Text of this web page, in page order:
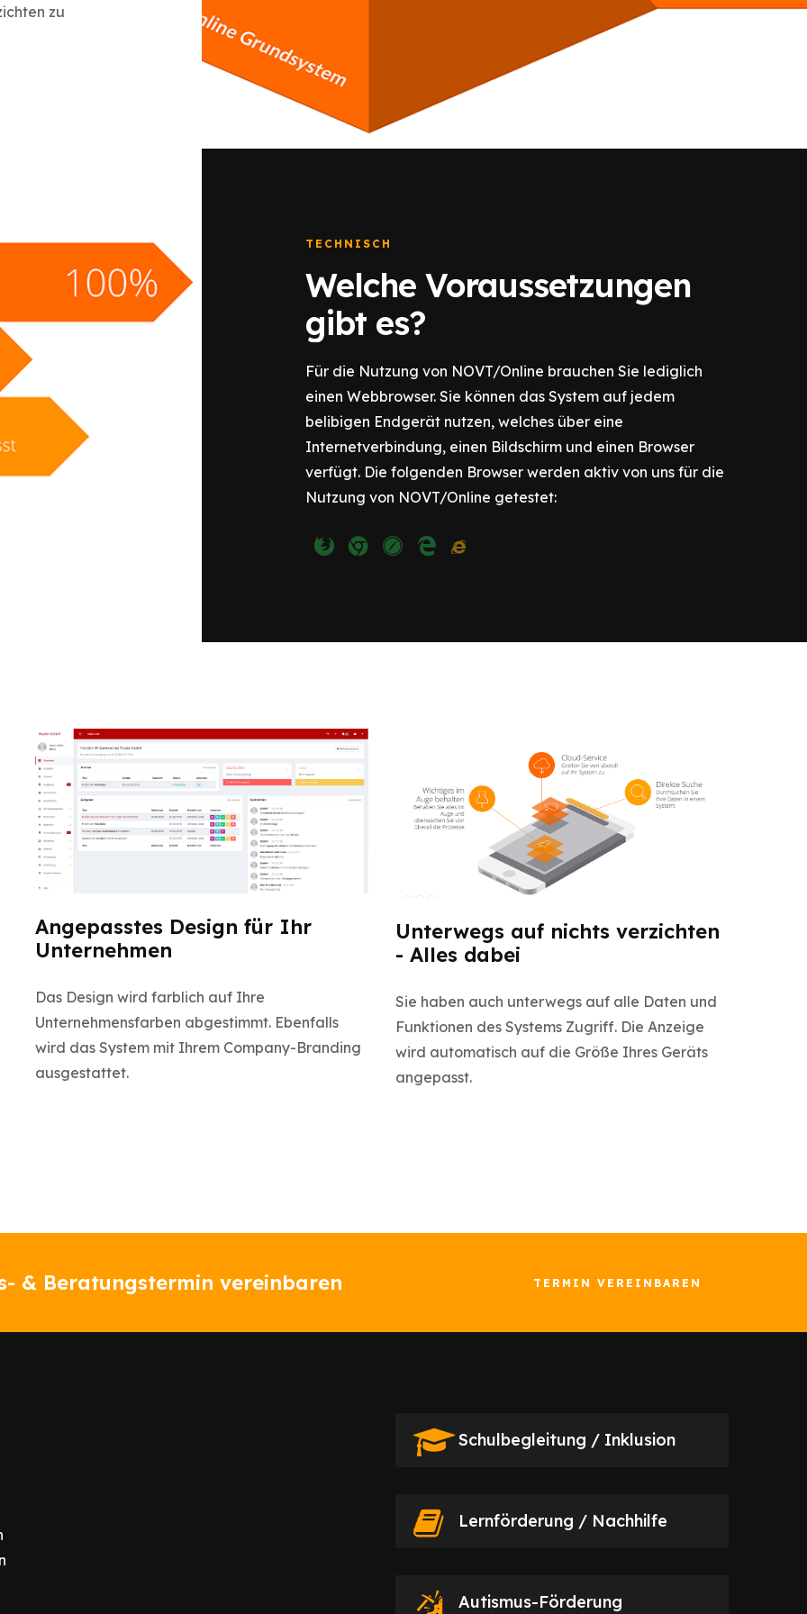
zu
TECHNISCH
Welche Voraussetzungen
gibt es?
Für die Nutzung von NOVT/Online brauchen Sie lediglich
einen Webbrowser. Sie können das System auf jedem
belibigen Endgerät nutzen, welches über eine
Internetverbindung, einen Bildschirm und einen Browser
verfügt. Die folgenden Browser werden aktiv von uns für die
Nutzung von NOVT/Online getestet:
Angepasstes Design für Ihr
Unternehmen
Das Design wird farblich auf Ihre
Unternehmensfarben abgestimmt. Ebenfalls
wird das System mit Ihrem Company-Branding
ausgestattet.
Unterwegs auf nichts verzichten
- Alles dabei
Sie haben auch unterwegs auf alle Daten und
Funktionen des Systems Zugriff. Die Anzeige
wird automatisch auf die Größe Ihres Geräts
angepasst.
& Beratungstermin vereinbaren TERMIN VEREINBAREN
Schulbegleitung / Inklusion
Lernförderung / Nachhilfe
Autismus-Förderung